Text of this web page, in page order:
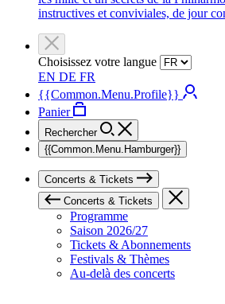
instructives et conviviales, de jour
Choisissez votre langue
EN DE FR
{{Common.Menu.Profile}}
Panier
Rechercher
{{Common.Menu.Hamburger}}
Concerts & Tickets
Concerts & Tickets
Programme
Saison 2026/27
Tickets & Abonnements
Festivals & Thèmes
Au-delà des concerts